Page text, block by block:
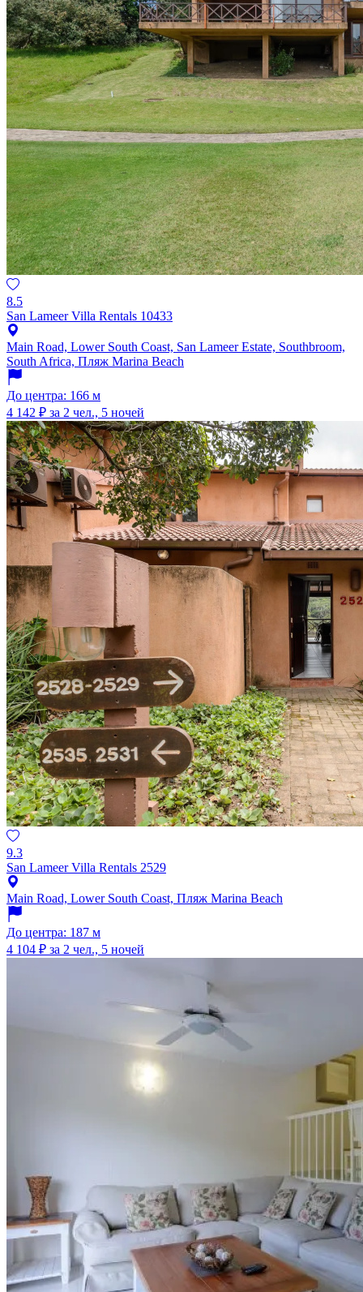
8.5
San Lameer Villa Rentals 10433
Main Road, Lower South Coast, San Lameer Estate, Southbroom,
South Africa, Пляж Marina Beach
До центра: 166 м
4 142 ₽ за 2 чел., 5 ночей
9.3
San Lameer Villa Rentals 2529
Main Road, Lower South Coast, Пляж Marina Beach
До центра: 187 м
4 104 ₽ за 2 чел., 5 ночей